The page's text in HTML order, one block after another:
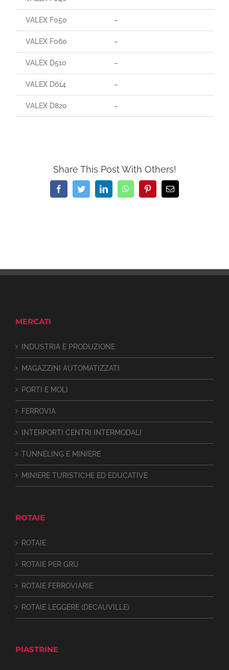
VALEX F050 –
VALEX F060 –
VALEX D510 –
VALEX D614 –
VALEX D820 –
Share This Post With Others!
FacebookTwitterLinkedInWhatsAppPinterestEmail
MERCATI
INDUSTRIA E PRODUZIONE
MAGAZZINI AUTOMATIZZATI
PORTI E MOLI
FERROVIA
INTERPORTI CENTRI INTERMODALI
TUNNELING E MINIERE
MINIERE TURISTICHE ED EDUCATIVE
ROTAIE
ROTAIE
ROTAIE PER GRU
ROTAIE FERROVIARIE
ROTAIE LEGGERE (DECAUVILLE)
PIASTRINE